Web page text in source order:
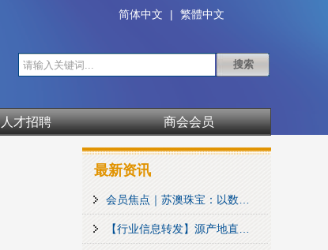
简体中文 | 繁體中文
人才招聘
商会会员
最新资讯